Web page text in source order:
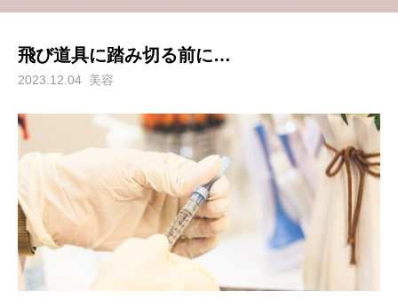
飛び道具に踏み切る前に…
2023.12.04 美容